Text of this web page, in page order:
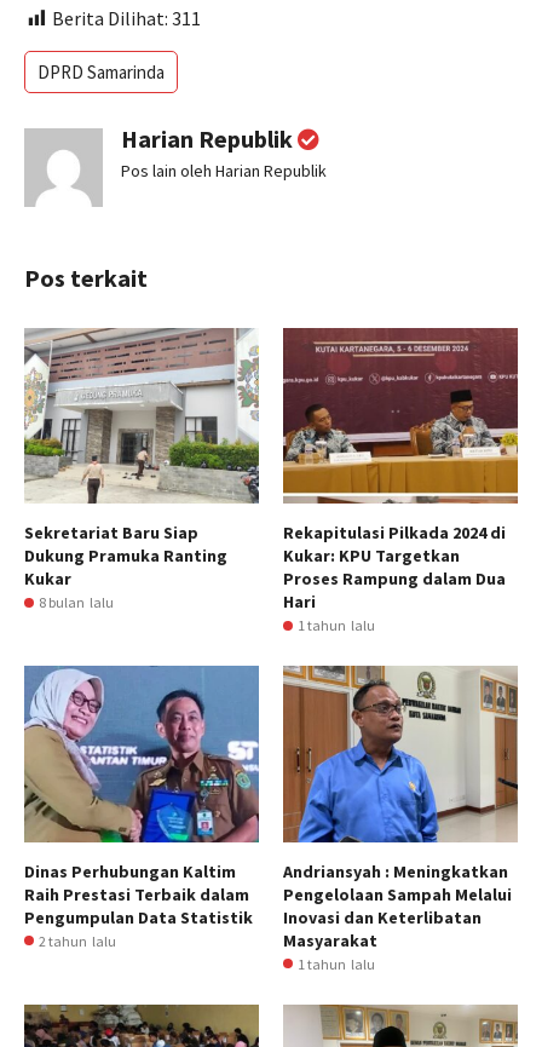
Berita Dilihat: 311
DPRD Samarinda
Harian Republik
Pos lain oleh Harian Republik
Pos terkait
Sekretariat Baru Siap
Dukung Pramuka Ranting
Kukar
8 bulan lalu
Rekapitulasi Pilkada 2024 di
Kukar: KPU Targetkan
Proses Rampung dalam Dua
Hari
1 tahun lalu
Dinas Perhubungan Kaltim
Raih Prestasi Terbaik dalam
Pengumpulan Data Statistik
2 tahun lalu
Andriansyah : Meningkatkan
Pengelolaan Sampah Melalui
Inovasi dan Keterlibatan
Masyarakat
1 tahun lalu